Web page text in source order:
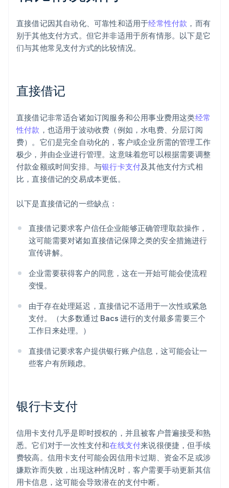
直接借记因其自动化、可靠性和适用于经常性付款 ，而有
别于其他支付方式。但它并非适用于所有情形。以下是它
们与其他常见支付方式的比较情况。
直接借记
直接借记非常适合诸如订阅服务和公用事业费用这类经常
性付款 ，也适用于波动收费（例如，水电费、分层订阅
费）。它们是完全自动化的，客户或企业所需的管理工作
极少，并由企业进行管理。这意味着您可以根据需要调整
付款金额或时间安排。与银行卡支付及其他支付方式相
比，直接借记的交易成本更低。
以下是直接借记的一些缺点：
直接借记要求客户信任企业能够正确管理取款操作，
这可能需要对诸如直接借记保障之类的安全措施进行
宣传讲解。
企业需要获得客户的同意，这在一开始可能会使流程
变慢。
由于存在处理延迟，直接借记不适用于一次性或紧急
支付。（大多数通过 Bacs 进行的支付最多需要三个
工作日来处理。）
直接借记要求客户提供银行账户信息，这可能会让一
些客户有所顾虑。
银行卡支付
信用卡支付几乎是即时授权的，并且被客户普遍接受和熟
悉。它们对于一次性支付和在线支付来说很便捷，但手续
费较高。信用卡支付可能会因信用卡过期、资金不足或涉
嫌欺诈而失败，出现这种情况时，客户需要手动更新其信
用卡信息，这可能会导致潜在的支付中断。